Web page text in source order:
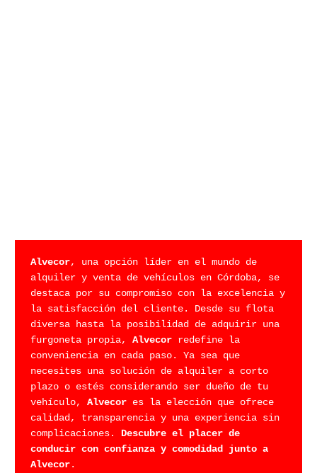
Alvecor, una opción líder en el mundo de
alquiler y venta de vehículos en Córdoba, se
destaca por su compromiso con la excelencia y
la satisfacción del cliente. Desde su flota
diversa hasta la posibilidad de adquirir una
furgoneta propia, Alvecor redefine la
conveniencia en cada paso. Ya sea que
necesites una solución de alquiler a corto
plazo o estés considerando ser dueño de tu
vehículo, Alvecor es la elección que ofrece
calidad, transparencia y una experiencia sin
complicaciones. Descubre el placer de
conducir con confianza y comodidad junto a
Alvecor.